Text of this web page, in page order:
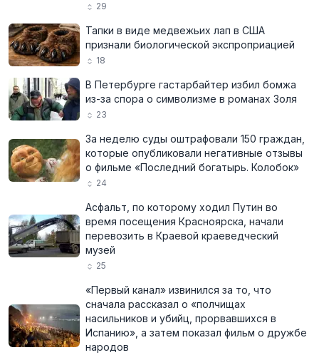
29
Тапки в виде медвежьих лап в США
признали биологической экспроприацией
18
В Петербурге гастарбайтер избил бомжа
из-за спора о символизме в романах Золя
23
За неделю суды оштрафовали 150 граждан,
которые опубликовали негативные отзывы
о фильме «Последний богатырь. Колобок»
24
Асфальт, по которому ходил Путин во
время посещения Красноярска, начали
перевозить в Краевой краеведческий
музей
25
«Первый канал» извинился за то, что
сначала рассказал о «полчищах
насильников и убийц, прорвавшихся в
Испанию», а затем показал фильм о дружбе
народов